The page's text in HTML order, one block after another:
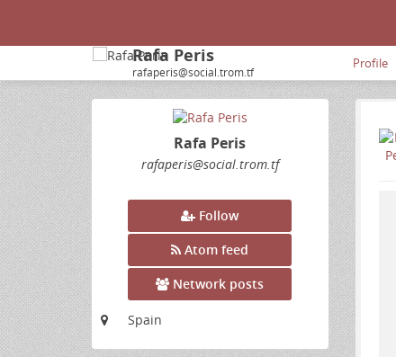
Rafa Peris
rafaperis@social.trom.tf
Profile
Rafa Peris
rafaperis@social.trom.tf
Follow
Atom feed
Network posts
Spain